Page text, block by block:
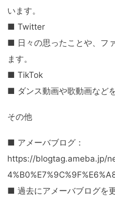
います。
■ Twitter
■ 日々の思ったことや、フ
ます。
■ TikTok
■ ダンス動画や歌動画など
その他
■ アメーバブログ：
https://blogtag.ameba.jp/
■ 過去にアメーバブログを